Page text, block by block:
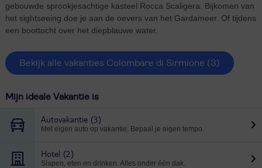
gebouwde sprookjesachtige kasteel Rocca Scaligera. Bijkomen van
het sightseeing doe je aan de oevers van het Gardameer. Of tijdens
een boottocht over het diepblauwe water.
Bekijk alle vakanties Colombare di Sirmione (3)
Mijn ideale Vakantie is
Autovakantie (3)
Met eigen auto op vakantie. Bepaal je eigen tempo.
Hotel (2)
Slapen, eten en drinken. Alles onder één dak.